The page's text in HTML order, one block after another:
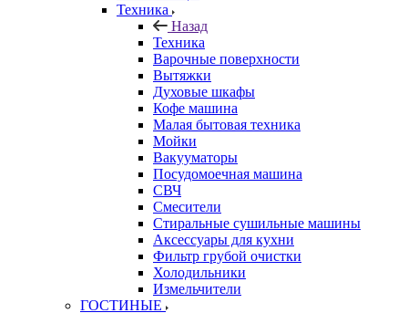
Техника
Назад
Техника
Варочные поверхности
Вытяжки
Духовые шкафы
Кофе машина
Малая бытовая техника
Мойки
Вакууматоры
Посудомоечная машина
СВЧ
Смесители
Стиральные сушильные машины
Аксессуары для кухни
Фильтр грубой очистки
Холодильники
Измельчители
ГОСТИНЫЕ